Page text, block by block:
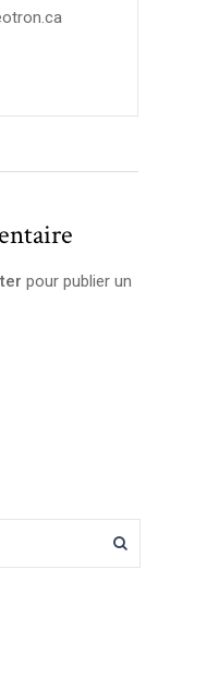
pour publier un